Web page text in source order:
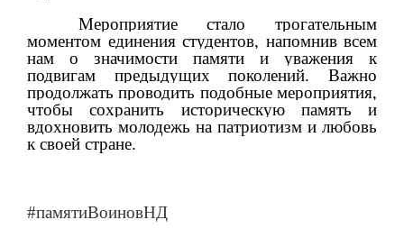
Мероприятие стало трогательным
моментом единения студентов, напомнив всем
нам о значимости памяти и уважения к
подвигам предыдущих поколений. Важно
продолжать проводить подобные мероприятия,
чтобы сохранить историческую память и
вдохновить молодежь на патриотизм и любовь
к своей стране.
#памятиВоиновНД